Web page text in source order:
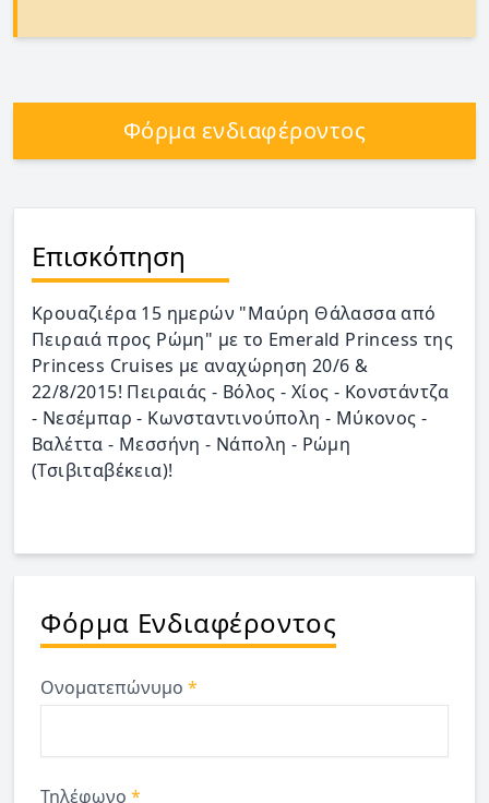
Φόρμα ενδιαφέροντος
Επισκόπηση
Κρουαζιέρα 15 ημερών "Μαύρη Θάλασσα από
Πειραιά προς Ρώμη" με το Emerald Princess της
Princess Cruises με αναχώρηση 20/6 &
22/8/2015! Πειραιάς - Βόλος - Χίος - Κονστάντζα
- Νεσέμπαρ - Κωνσταντινούπολη - Μύκονος -
Βαλέττα - Μεσσήνη - Νάπολη - Ρώμη
(Τσιβιταβέκεια)!
Φόρμα Ενδιαφέροντος
Ονοματεπώνυμο *
Τηλέφωνο *